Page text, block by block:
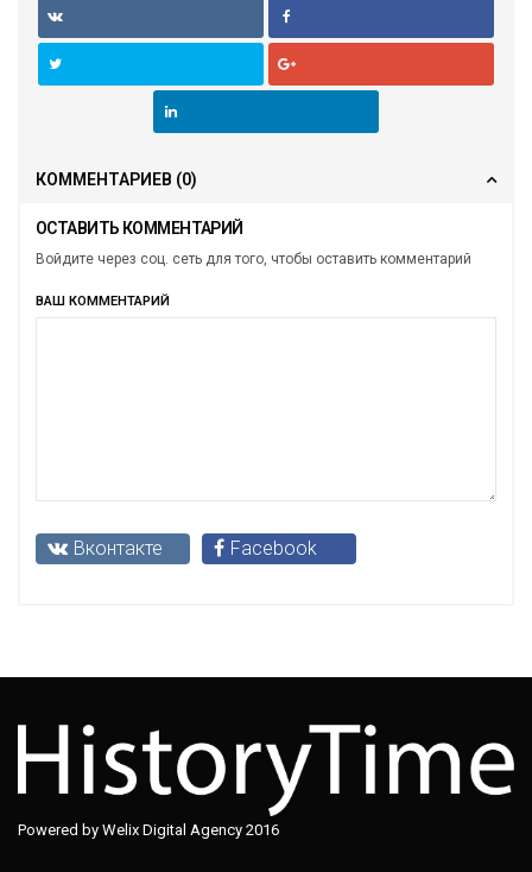
КОММЕНТАРИЕВ (0)
ОСТАВИТЬ КОММЕНТАРИЙ
Войдите через соц. сеть для того, чтобы оставить комментарий
ВАШ КОММЕНТАРИЙ
Вконтакте Facebook
Powered by Welix Digital Agency 2016